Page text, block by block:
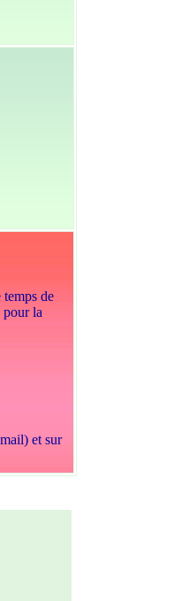
de
pour la
et sur